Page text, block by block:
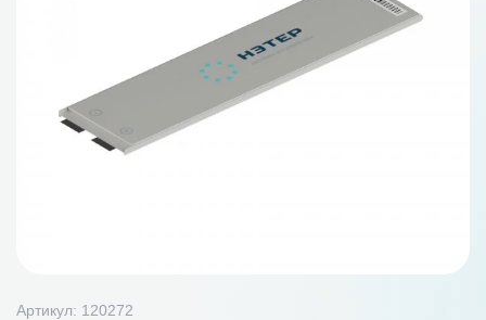
Артикул: 120272